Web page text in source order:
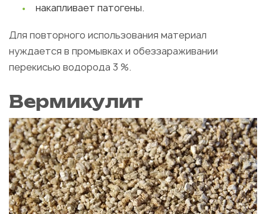
накапливает патогены.
Для повторного использования материал
нуждается в промывках и обеззараживании
перекисью водорода 3 %.
Вермикулит